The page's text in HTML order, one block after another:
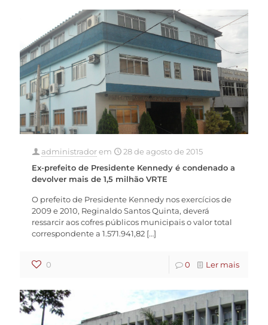
administradorem
28 de agosto de 2015
Ex-prefeito de Presidente Kennedy é condenado a
devolver mais de 1,5 milhão VRTE
O prefeito de Presidente Kennedy nos exercícios de
2009 e 2010, Reginaldo Santos Quinta, deverá
ressarcir aos cofres públicos municipais o valor total
correspondente a 1.571.941,82 […]
0 0 Ler mais